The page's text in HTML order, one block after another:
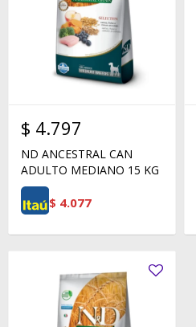
$ 4.797
ND ANCESTRAL CAN
ADULTO MEDIANO 15 KG
$ 4.077